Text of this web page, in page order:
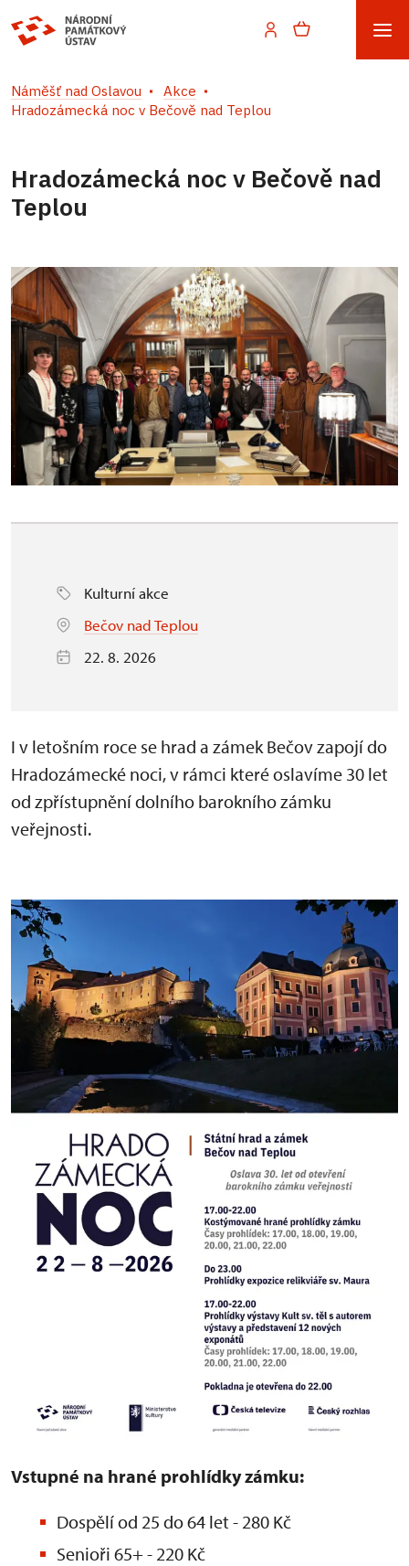
Náměšť nad Oslavou
Akce
Hradozámecká noc v Bečově nad Teplou
Hradozámecká noc v Bečově nad
Teplou
Kulturní akce
Bečov nad Teplou
22. 8. 2026
I v letošním roce se hrad a zámek Bečov zapojí do
Hradozámecké noci, v rámci které oslavíme 30 let
od zpřístupnění dolního barokního zámku
veřejnosti.
Vstupné na hrané prohlídky zámku:
Dospělí od 25 do 64 let - 280 Kč
Senioři 65+ - 220 Kč